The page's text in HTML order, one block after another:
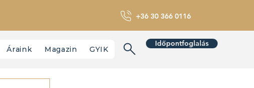
+36 30 366 0116
Áraink Magazin GYIK
Időpontfoglalás